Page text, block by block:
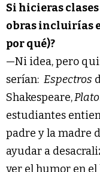
Si hicieras
obras incluirías
por qué)?
—Ni idea, pero
serían: Espectros
Shakespeare,
estudiantes
padre y la madre
ayudar a
ver el humor en